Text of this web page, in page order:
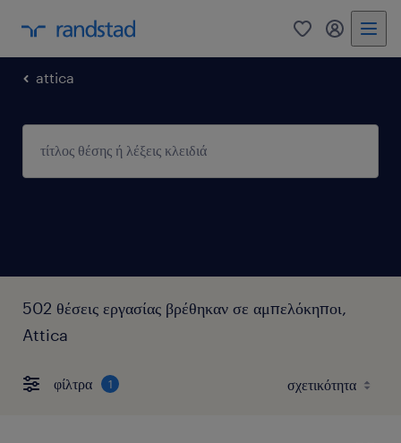
0 my
attica
502 θέσεις εργασίας βρέθηκαν σε αμπελόκηποι,
Attica
φίλτρα 1